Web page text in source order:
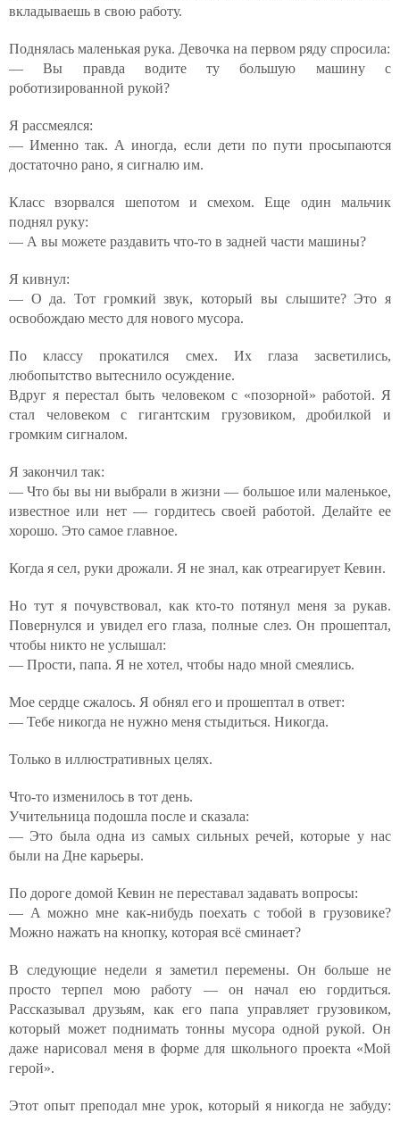
вкладываешь в свою работу.
Поднялась маленькая рука. Девочка на первом ряду спросила:
— Вы правда водите ту большую машину с
роботизированной рукой?
Я рассмеялся:
— Именно так. А иногда, если дети по пути просыпаются
достаточно рано, я сигналю им.
Класс взорвался шепотом и смехом. Еще один мальчик
поднял руку:
— А вы можете раздавить что-то в задней части машины?
Я кивнул:
— О да. Тот громкий звук, который вы слышите? Это я
освобождаю место для нового мусора.
По классу прокатился смех. Их глаза засветились,
любопытство вытеснило осуждение.
Вдруг я перестал быть человеком с «позорной» работой. Я
стал человеком с гигантским грузовиком, дробилкой и
громким сигналом.
Я закончил так:
— Что бы вы ни выбрали в жизни — большое или маленькое,
известное или нет — гордитесь своей работой. Делайте ее
хорошо. Это самое главное.
Когда я сел, руки дрожали. Я не знал, как отреагирует Кевин.
Но тут я почувствовал, как кто-то потянул меня за рукав.
Повернулся и увидел его глаза, полные слез. Он прошептал,
чтобы никто не услышал:
— Прости, папа. Я не хотел, чтобы надо мной смеялись.
Мое сердце сжалось. Я обнял его и прошептал в ответ:
— Тебе никогда не нужно меня стыдиться. Никогда.
Только в иллюстративных целях.
Что-то изменилось в тот день.
Учительница подошла после и сказала:
— Это была одна из самых сильных речей, которые у нас
были на Дне карьеры.
По дороге домой Кевин не переставал задавать вопросы:
— А можно мне как-нибудь поехать с тобой в грузовике?
Можно нажать на кнопку, которая всё сминает?
В следующие недели я заметил перемены. Он больше не
просто терпел мою работу — он начал ею гордиться.
Рассказывал друзьям, как его папа управляет грузовиком,
который может поднимать тонны мусора одной рукой. Он
даже нарисовал меня в форме для школьного проекта «Мой
герой».
Этот опыт преподал мне урок, который я никогда не забуду: